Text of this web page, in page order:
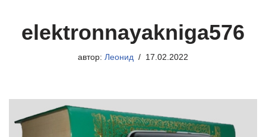
elektronnayakniga576
автор: Леонид 17.02.2022